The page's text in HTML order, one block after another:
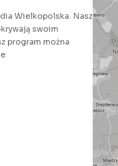
Wielkopolska. Nasz
swoim
program można